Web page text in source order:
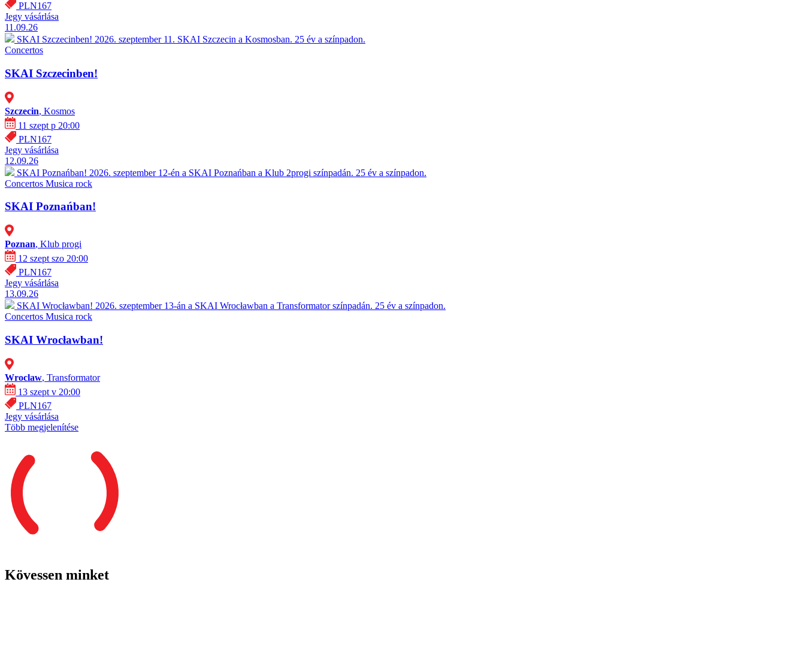
PLN167
Jegy vásárlása
11.09.26
SKAI Szczecinben! 2026. szeptember 11. SKAI Szczecin a Kosmosban. 25 év a színpadon.
Concertos
SKAI Szczecinben!
Szczecin, Kosmos
11 szept p 20:00
PLN167
Jegy vásárlása
12.09.26
SKAI Poznańban! 2026. szeptember 12-én a SKAI Poznańban a Klub 2progi színpadán. 25 év a színpadon.
Concertos Musica rock
SKAI Poznańban!
Poznan, Klub progi
12 szept szo 20:00
PLN167
Jegy vásárlása
13.09.26
SKAI Wrocławban! 2026. szeptember 13-án a SKAI Wrocławban a Transformator színpadán. 25 év a színpadon.
Concertos Musica rock
SKAI Wrocławban!
Wroclaw, Transformator
13 szept v 20:00
PLN167
Jegy vásárlása
Több megjelenítése
Kövessen minket